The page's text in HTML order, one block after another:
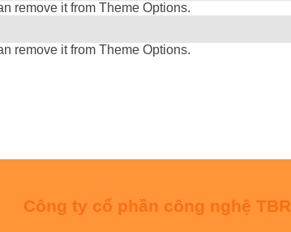
remove it from Theme Options.
remove it from Theme Options.
Công ty cổ phần công nghệ TBR